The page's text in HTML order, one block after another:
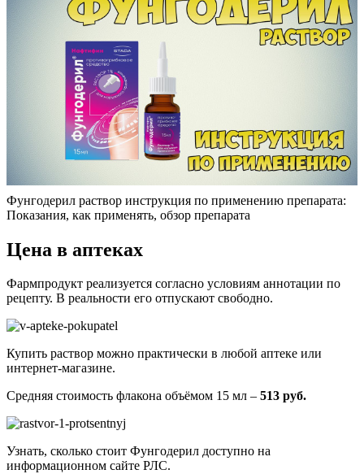
Фунгодерил раствор инструкция по применению препарата:
Показания, как применять, обзор препарата
Цена в аптеках
Фармпродукт реализуется согласно условиям аннотации по
рецепту. В реальности его отпускают свободно.
Купить раствор можно практически в любой аптеке или
интернет-магазине.
Средняя стоимость флакона объёмом 15 мл – 513 руб.
Узнать, сколько стоит Фунгодерил доступно на
информационном сайте РЛС.